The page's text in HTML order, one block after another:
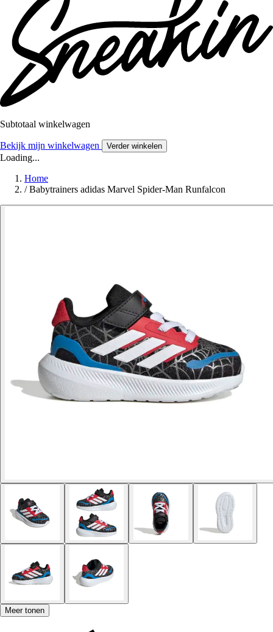
Subtotaal winkelwagen
Bekijk mijn winkelwagen Verder winkelen
Loading...
Home
/ Babytrainers adidas Marvel Spider-Man Runfalcon
Meer tonen